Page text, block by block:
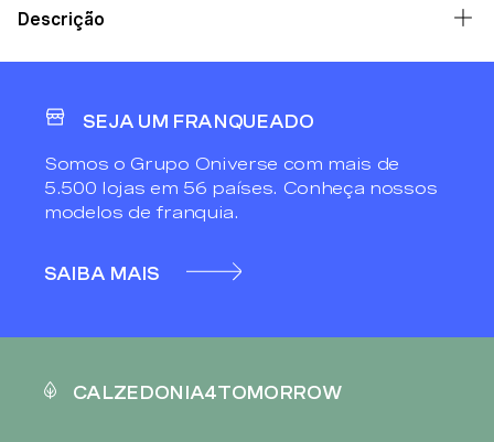
Descrição
SEJA UM FRANQUEADO
Somos o Grupo Oniverse com mais de
5.500 lojas em 56 países. Conheça nossos
modelos de franquia.
SAIBA MAIS
CALZEDONIA4TOMORROW